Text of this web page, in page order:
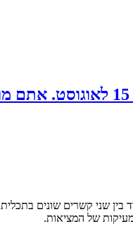
בין שני קשרים שונים
של המציאות.